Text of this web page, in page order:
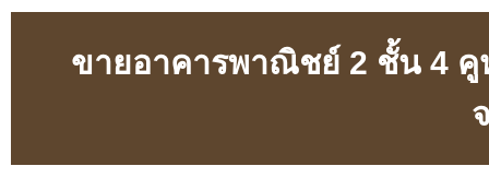
ขายอาคารพาณิชย์ 2 ชั้น 4